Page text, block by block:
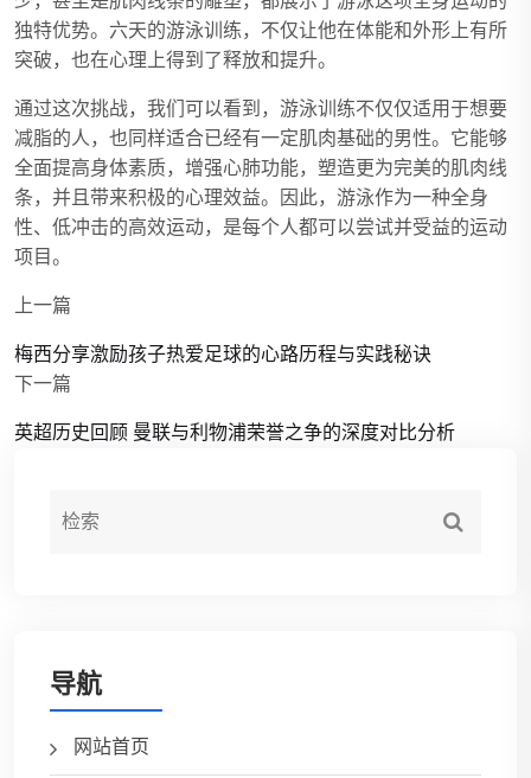
独特优势。六天的游泳训练，不仅让他在体能和外形上有所
突破，也在心理上得到了释放和提升。
通过这次挑战，我们可以看到，游泳训练不仅仅适用于想要
减脂的人，也同样适合已经有一定肌肉基础的男性。它能够
全面提高身体素质，增强心肺功能，塑造更为完美的肌肉线
条，并且带来积极的心理效益。因此，游泳作为一种全身
性、低冲击的高效运动，是每个人都可以尝试并受益的运动
项目。
上一篇
梅西分享激励孩子热爱足球的心路历程与实践秘诀
下一篇
英超历史回顾 曼联与利物浦荣誉之争的深度对比分析
导航
网站首页